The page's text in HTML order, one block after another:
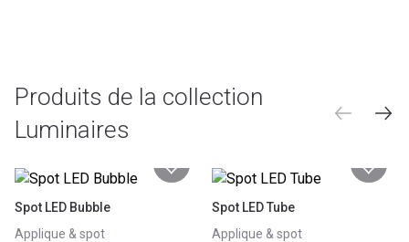
Produits de la collection
Luminaires
Spot LED Bubble
Applique & spot
Spot LED Tube
Applique & spot